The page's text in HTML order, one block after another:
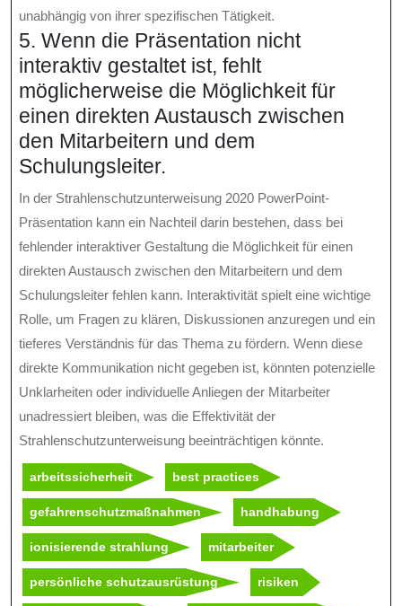
unabhängig von ihrer spezifischen Tätigkeit.
5. Wenn die Präsentation nicht
interaktiv gestaltet ist, fehlt
möglicherweise die Möglichkeit für
einen direkten Austausch zwischen
den Mitarbeitern und dem
Schulungsleiter.
In der Strahlenschutzunterweisung 2020 PowerPoint-
Präsentation kann ein Nachteil darin bestehen, dass bei
fehlender interaktiver Gestaltung die Möglichkeit für einen
direkten Austausch zwischen den Mitarbeitern und dem
Schulungsleiter fehlen kann. Interaktivität spielt eine wichtige
Rolle, um Fragen zu klären, Diskussionen anzuregen und ein
tieferes Verständnis für das Thema zu fördern. Wenn diese
direkte Kommunikation nicht gegeben ist, könnten potenzielle
Unklarheiten oder individuelle Anliegen der Mitarbeiter
unadressiert bleiben, was die Effektivität der
Strahlenschutzunterweisung beeinträchtigen könnte.
arbeitssicherheit best practices
gefahrenschutzmaßnahmen handhabung
ionisierende strahlung mitarbeiter
persönliche schutzausrüstung risiken